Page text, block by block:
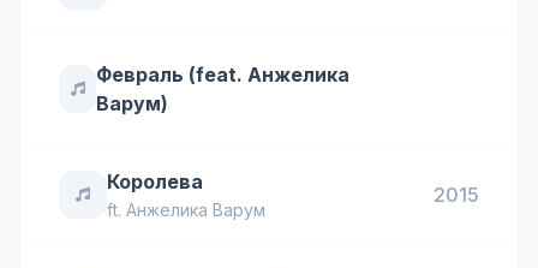
Февраль (feat. Анжелика
Варум)
Королева
ft. Анжелика Варум
2015